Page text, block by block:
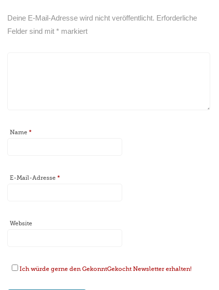
Deine E-Mail-Adresse wird nicht veröffentlicht. Erforderliche
Felder sind mit* markiert
Name*
E-Mail-Adresse*
Website
Ich würde gerne den GekonntGekocht Newsletter erhalten!